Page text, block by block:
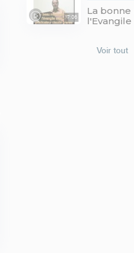
17:06
La
l'Evangile
Voir tout